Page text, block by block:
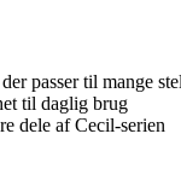
passer til mange stel
til daglig brug
dele af Cecil-serien